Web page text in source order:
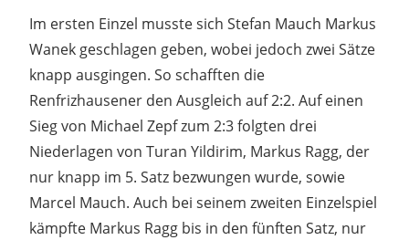
Im ersten Einzel musste sich Stefan Mauch Markus
Wanek geschlagen geben, wobei jedoch zwei Sätze
knapp ausgingen. So schafften die
Renfrizhausener den Ausgleich auf 2:2. Auf einen
Sieg von Michael Zepf zum 2:3 folgten drei
Niederlagen von Turan Yildirim, Markus Ragg, der
nur knapp im 5. Satz bezwungen wurde, sowie
Marcel Mauch. Auch bei seinem zweiten Einzelspiel
kämpfte Markus Ragg bis in den fünften Satz, nur